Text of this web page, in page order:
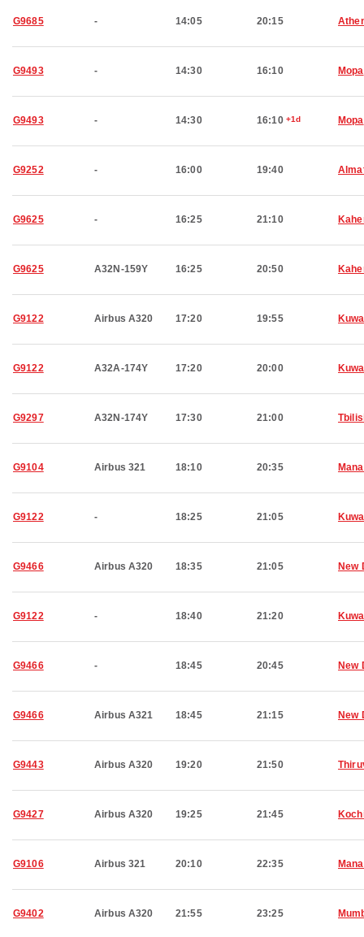
G9685 - 14:05 20:15
G9493 - 14:30 16:10 Mopa
G9493 - 14:30 16:10 +1d Mopa
G9252 - 16:00 19:40
G9625 - 16:25 21:10
G9625 A32N-159Y 16:25 20:50
G9122 Airbus A320 17:20 19:55
G9122 A32A-174Y 17:20 20:00
G9297 A32N-174Y 17:30 21:00
G9104 Airbus 321 18:10 20:35
G9122 - 18:25 21:05
G9466 Airbus A320 18:35 21:05 New
G9122 - 18:40 21:20
G9466 - 18:45 20:45 New
G9466 Airbus A321 18:45 21:15 New
G9443 Airbus A320 19:20 21:50
G9427 Airbus A320 19:25 21:45
G9106 Airbus 321 20:10 22:35
G9402 Airbus A320 21:55 23:25